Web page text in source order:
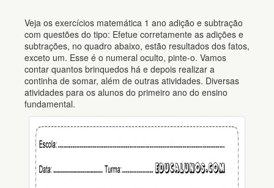
Veja os exercícios matemática 1 ano adição e subtração
com questões do tipo: Efetue corretamente as adições e
subtrações, no quadro abaixo, estão resultados dos fatos,
exceto um. Esse é o numeral oculto, pinte-o. Vamos
contar quantos brinquedos há e depois realizar a
continha de somar, além de outras atividades. Diversas
atividades para os alunos do primeiro ano do ensino
fundamental.